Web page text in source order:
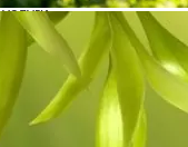
е създадена през
фирми,